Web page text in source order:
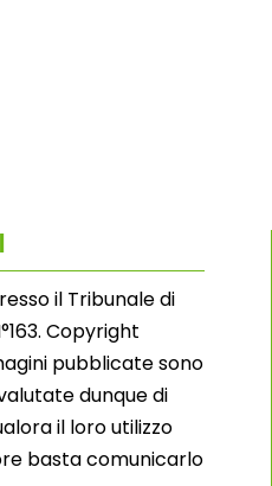
il Tribunale di
Copyright
pubblicate sono
dunque di
il loro utilizzo
basta comunicarlo